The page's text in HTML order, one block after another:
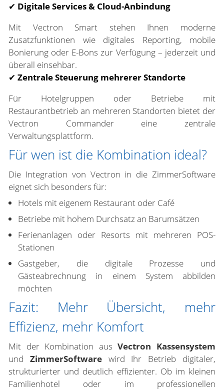
✔ Digitale Services & Cloud-Anbindung
Mit Vectron Smart stehen Ihnen moderne
Zusatzfunktionen wie digitales Reporting, mobile
Bonierung oder E-Bons zur Verfügung – jederzeit und
überall einsehbar.
✔ Zentrale Steuerung mehrerer Standorte
Für Hotelgruppen oder Betriebe mit
Restaurantbetrieb an mehreren Standorten bietet der
Vectron Commander eine zentrale
Verwaltungsplattform.
Für wen ist die Kombination ideal?
Die Integration von Vectron in die ZimmerSoftware
eignet sich besonders für:
Hotels mit eigenem Restaurant oder Café
Betriebe mit hohem Durchsatz an Barumsätzen
Ferienanlagen oder Resorts mit mehreren POS-
Stationen
Gastgeber, die digitale Prozesse und
Gästeabrechnung in einem System abbilden
möchten
Fazit: Mehr Übersicht, mehr
Effizienz, mehr Komfort
Mit der Kombination ausVectron Kassensystem
und ZimmerSoftwarewird Ihr Betrieb digitaler,
strukturierter und deutlich effizienter. Ob im kleinen
Familienhotel oder im professionellen